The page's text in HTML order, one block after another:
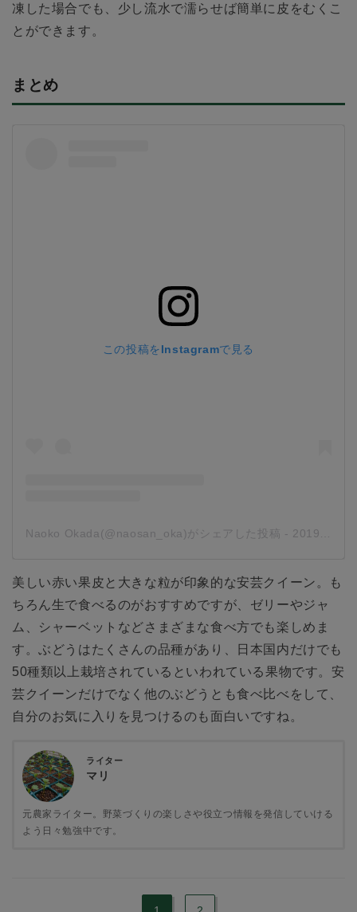
凍した場合でも、少し流水で濡らせば簡単に皮をむくこ
とができます。
まとめ
この投稿をInstagramで見る
Naoko Okada(@naosan_oka)がシェアした投稿 - 2019年 9月月13日午後8時57分PDT
美しい赤い果皮と大きな粒が印象的な安芸クイーン。も
ちろん生で食べるのがおすすめですが、ゼリーやジャ
ム、シャーベットなどさまざまな食べ方でも楽しめま
す。ぶどうはたくさんの品種があり、日本国内だけでも
50種類以上栽培されているといわれている果物です。安
芸クイーンだけでなく他のぶどうとも食べ比べをして、
自分のお気に入りを見つけるのも面白いですね。
ライター
マリ
元農家ライター。野菜づくりの楽しさや役立つ情報を発信していける
よう日々勉強中です。